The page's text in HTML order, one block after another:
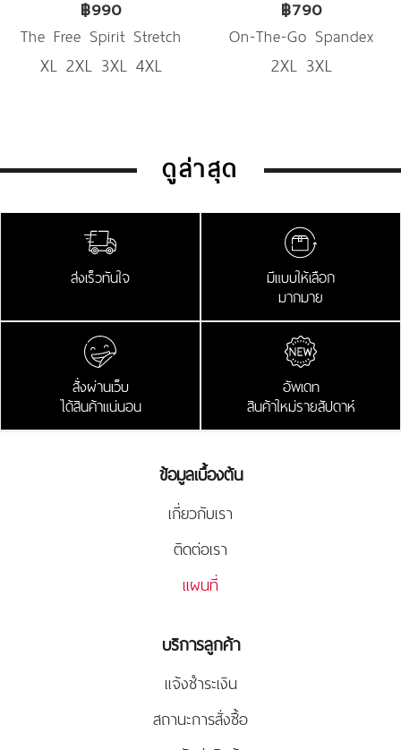
฿990
Free Spirit Stretch
Denim
XL 2XL 3XL 4XL
฿790
On-The-Go Spandex
Trousers
2XL 3XL
ดูล่าสุด
ส่งเร็วทันใจ มีแบบให้เลือก
มากมาย
สั่งผ่านเว็บ
ได้สินค้าแน่นอน
อัพเดท
สินค้าใหม่รายสัปดาห์
ข้อมูลเบื้องต้น
เกี่ยวกับเรา
ติดต่อเรา
แผนที่
บริการลูกค้า
แจ้งชำระเงิน
สถานะการสั่งซื้อ